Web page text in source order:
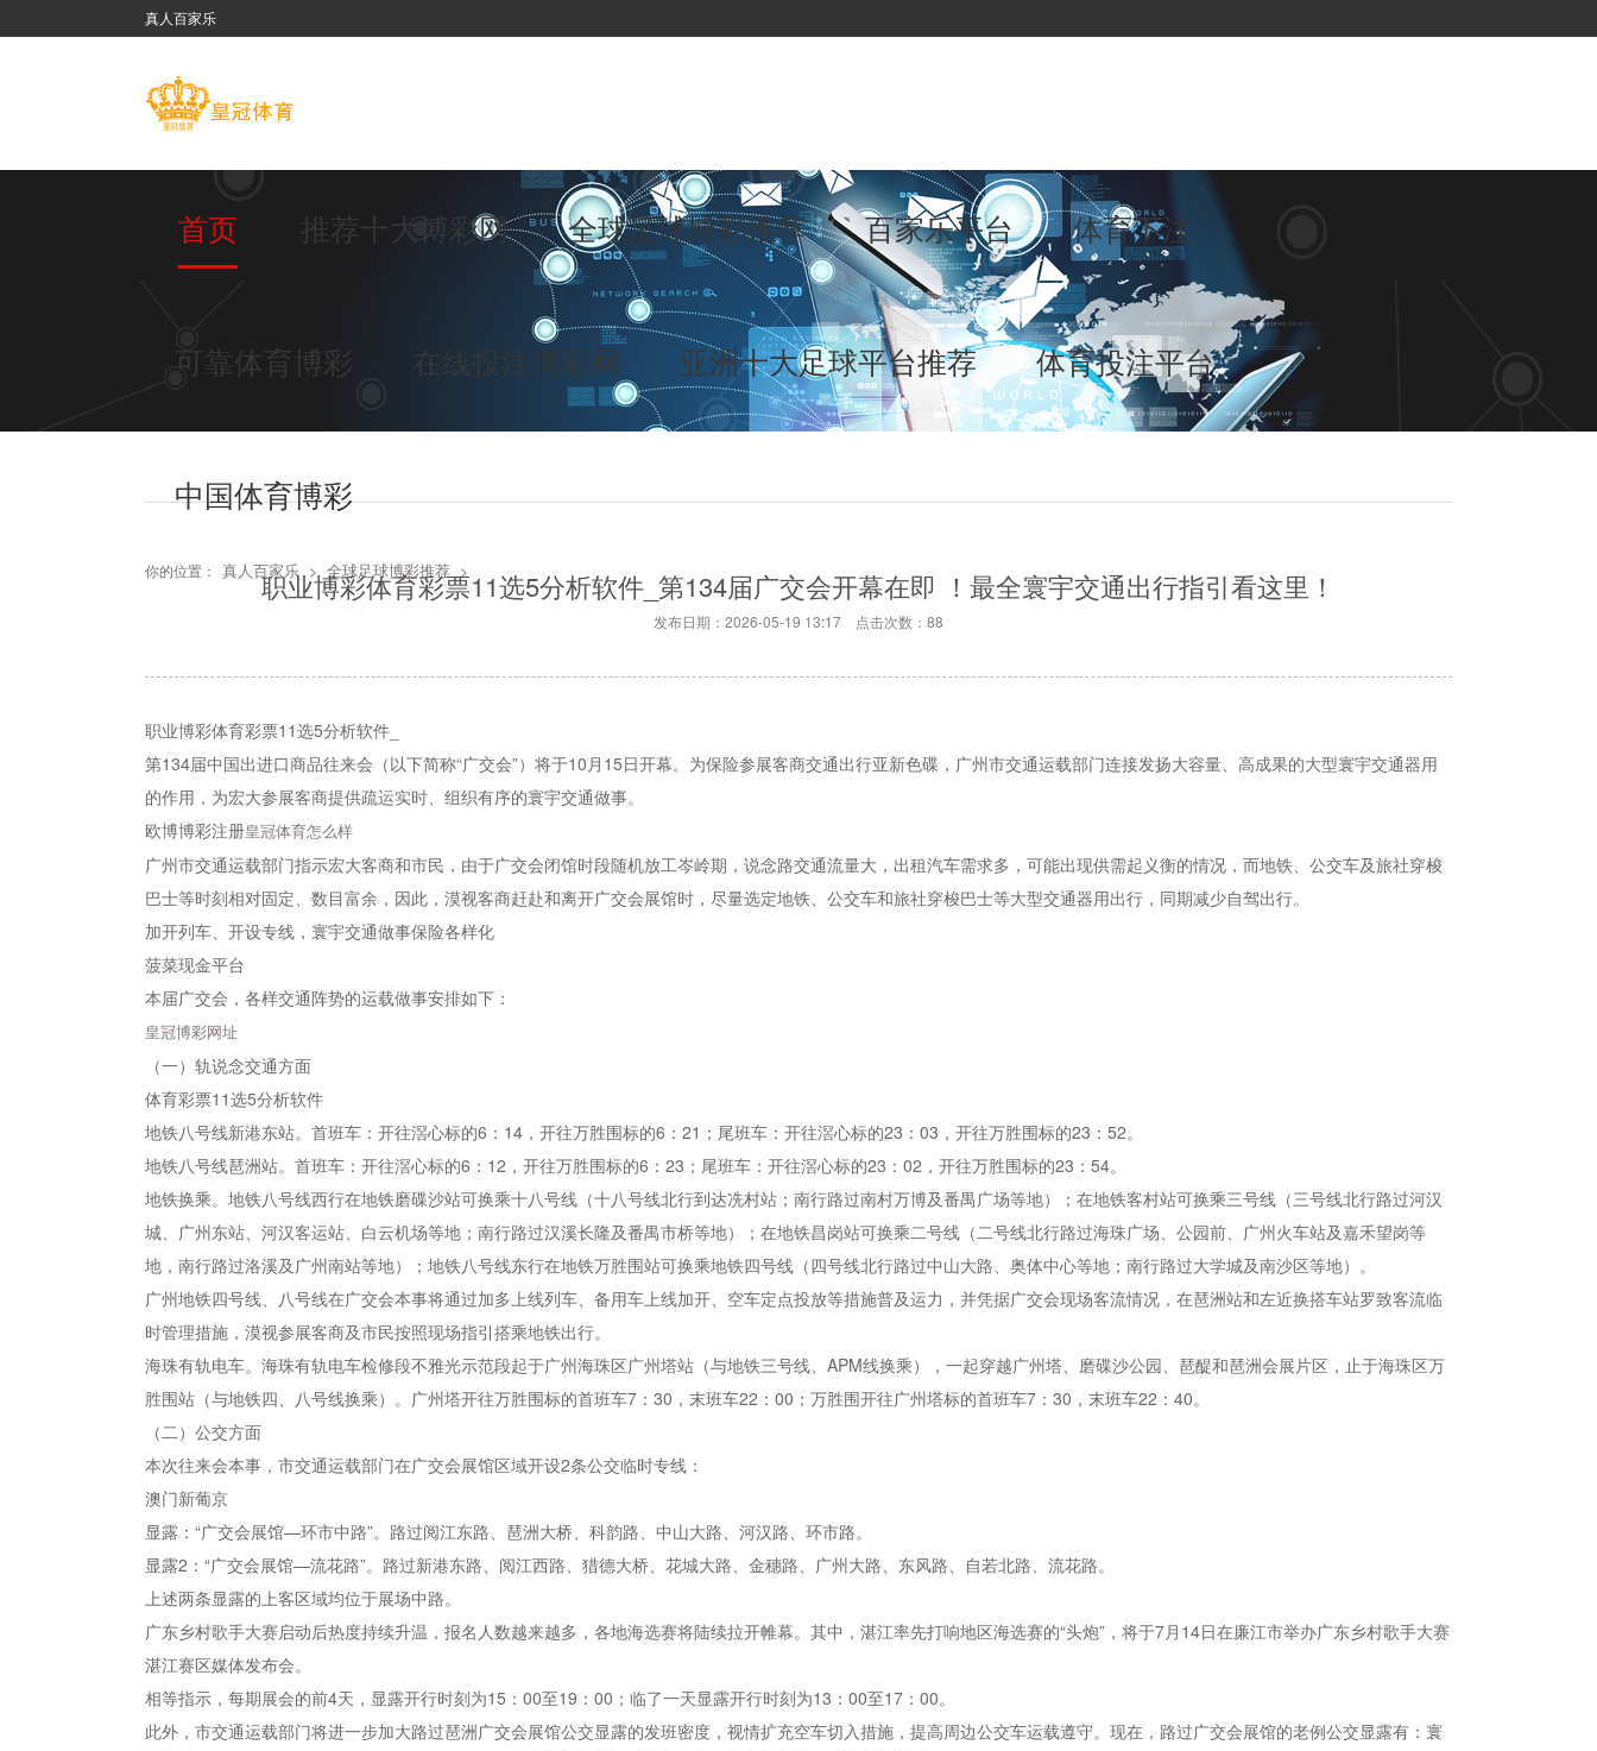
真人百家乐
首页 推荐十大博彩网 全球足球博彩推荐 百家乐平台 体育下注
可靠体育博彩 在线投注博彩网 亚洲十大足球平台推荐 体育投注平台
中国体育博彩
你的位置： 真人百家乐 > 全球足球博彩推荐 >
职业博彩体育彩票11选5分析软件_第134届广交会开幕在即 ！最全寰宇交通出行指引看这里！
发布日期：2026-05-19 13:17 点击次数：88
职业博彩体育彩票11选5分析软件_
第134届中国出进口商品往来会（以下简称“广交会”）将于10月15日开幕。为保险参展客商交通出行亚新色碟，广州市交通运载部门连接发扬大容量、高成果的大型寰宇交通器用
的作用，为宏大参展客商提供疏运实时、组织有序的寰宇交通做事。
欧博博彩注册皇冠体育怎么样
广州市交通运载部门指示宏大客商和市民，由于广交会闭馆时段随机放工岑岭期，说念路交通流量大，出租汽车需求多，可能出现供需起义衡的情况，而地铁、公交车及旅社穿梭
巴士等时刻相对固定、数目富余，因此，漠视客商赶赴和离开广交会展馆时，尽量选定地铁、公交车和旅社穿梭巴士等大型交通器用出行，同期减少自驾出行。
加开列车、开设专线，寰宇交通做事保险各样化
菠菜现金平台
本届广交会，各样交通阵势的运载做事安排如下：
皇冠博彩网址
（一）轨说念交通方面
体育彩票11选5分析软件
地铁八号线新港东站。首班车：开往滘心标的6：14，开往万胜围标的6：21；尾班车：开往滘心标的23：03，开往万胜围标的23：52。
地铁八号线琶洲站。首班车：开往滘心标的6：12，开往万胜围标的6：23；尾班车：开往滘心标的23：02，开往万胜围标的23：54。
地铁换乘。地铁八号线西行在地铁磨碟沙站可换乘十八号线（十八号线北行到达冼村站；南行路过南村万博及番禺广场等地）；在地铁客村站可换乘三号线（三号线北行路过河汉
城、广州东站、河汉客运站、白云机场等地；南行路过汉溪长隆及番禺市桥等地）；在地铁昌岗站可换乘二号线（二号线北行路过海珠广场、公园前、广州火车站及嘉禾望岗等
地，南行路过洛溪及广州南站等地）；地铁八号线东行在地铁万胜围站可换乘地铁四号线（四号线北行路过中山大路、奥体中心等地；南行路过大学城及南沙区等地）。
广州地铁四号线、八号线在广交会本事将通过加多上线列车、备用车上线加开、空车定点投放等措施普及运力，并凭据广交会现场客流情况，在琶洲站和左近换搭车站罗致客流临
时管理措施，漠视参展客商及市民按照现场指引搭乘地铁出行。
海珠有轨电车。海珠有轨电车检修段不雅光示范段起于广州海珠区广州塔站（与地铁三号线、APM线换乘），一起穿越广州塔、磨碟沙公园、琶醍和琶洲会展片区，止于海珠区万
胜围站（与地铁四、八号线换乘）。广州塔开往万胜围标的首班车7：30，末班车22：00；万胜围开往广州塔标的首班车7：30，末班车22：40。
（二）公交方面
本次往来会本事，市交通运载部门在广交会展馆区域开设2条公交临时专线：
澳门新葡京
显露：“广交会展馆—环市中路”。路过阅江东路、琶洲大桥、科韵路、中山大路、河汉路、环市路。
显露2：“广交会展馆—流花路”。路过新港东路、阅江西路、猎德大桥、花城大路、金穗路、广州大路、东风路、自若北路、流花路。
上述两条显露的上客区域均位于展场中路。
广东乡村歌手大赛启动后热度持续升温，报名人数越来越多，各地海选赛将陆续拉开帷幕。其中，湛江率先打响地区海选赛的“头炮”，将于7月14日在廉江市举办广东乡村歌手大赛
湛江赛区媒体发布会。
相等指示，每期展会的前4天，显露开行时刻为15：00至19：00；临了一天显露开行时刻为13：00至17：00。
此外，市交通运载部门将进一步加大路过琶洲广交会展馆公交显露的发班密度，视情扩充空车切入措施，提高周边公交车运载遵守。现在，路过广交会展馆的老例公交显露有：寰